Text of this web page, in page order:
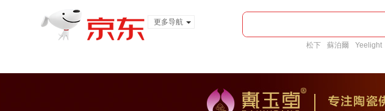
更多导航
松下 蘇泊爾 Yeelight